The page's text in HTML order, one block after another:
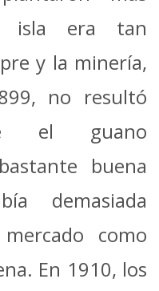
isla era tan
y la minería,
no resultó
el guano
buena
demasiada
como
En 1910, los